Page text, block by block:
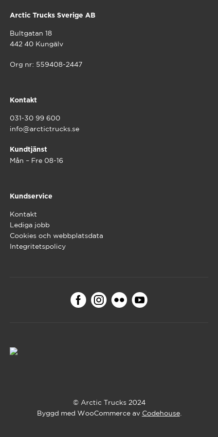
Arctic Trucks Sverige AB
Bultgatan 18
442 40 Kungälv
Org nr: 559408-2447
Kontakt
031-30 99 600
info@arctictrucks.se
Kundtjänst
Mån – Fre 08-16
Kundservice
Kontakt
Lediga jobb
Cookies och webbplatsdata
Integritetspolicy
© Arctic Trucks 2024
Byggd med WooCommerce av Codehouse.